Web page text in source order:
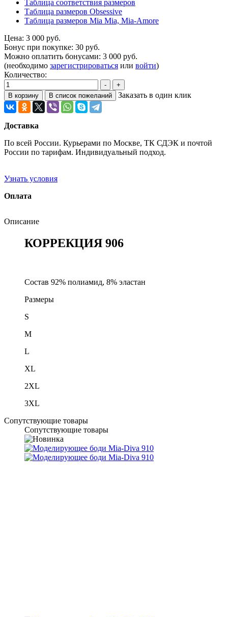
Таблица соответствия размеров
Таблица размеров Obsessive
Таблица размеров Mia Mia, Mia-Amore
Цена: 3 000 руб.
Бонус при покупке: 30 руб.
Можно оплатить бонусами: 3 000 руб.
(необходимо зарегистрироваться или войти)
Количество:
Заказать в один клик
Доставка
По всей России. Курьерами по Москве, ТК СДЭК и почтой
России по тарифам. Индивидуальный подход.
Узнать условия
Оплата
Описание
КОРРЕКЦИЯ 906
Состав 92% полиамид, 8% эластан
Размеры
S
M
L
XL
2XL
3XL
Сопутствующие товары
Сопутствующие товары